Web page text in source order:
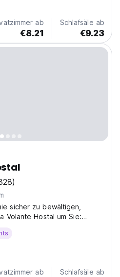
ab
€8.21
Schlafsäle ab
€9.23
sicher zu bewältigen,
Volante Hostal um Sie:
ab Schlafsäle ab